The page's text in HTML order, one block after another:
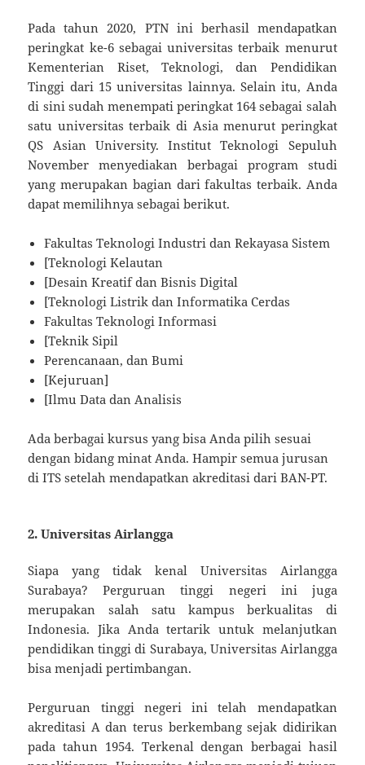
Pada tahun 2020, PTN ini berhasil mendapatkan
peringkat ke-6 sebagai universitas terbaik menurut
Kementerian Riset, Teknologi, dan Pendidikan
Tinggi dari 15 universitas lainnya. Selain itu, Anda
di sini sudah menempati peringkat 164 sebagai salah
satu universitas terbaik di Asia menurut peringkat
QS Asian University. Institut Teknologi Sepuluh
November menyediakan berbagai program studi
yang merupakan bagian dari fakultas terbaik. Anda
dapat memilihnya sebagai berikut.
Fakultas Teknologi Industri dan Rekayasa Sistem
[Teknologi Kelautan
[Desain Kreatif dan Bisnis Digital
[Teknologi Listrik dan Informatika Cerdas
Fakultas Teknologi Informasi
[Teknik Sipil
Perencanaan, dan Bumi
[Kejuruan]
[Ilmu Data dan Analisis
Ada berbagai kursus yang bisa Anda pilih sesuai
dengan bidang minat Anda. Hampir semua jurusan
di ITS setelah mendapatkan akreditasi dari BAN-PT.
2. Universitas Airlangga
Siapa yang tidak kenal Universitas Airlangga
Surabaya? Perguruan tinggi negeri ini juga
merupakan salah satu kampus berkualitas di
Indonesia. Jika Anda tertarik untuk melanjutkan
pendidikan tinggi di Surabaya, Universitas Airlangga
bisa menjadi pertimbangan.
Perguruan tinggi negeri ini telah mendapatkan
akreditasi A dan terus berkembang sejak didirikan
pada tahun 1954. Terkenal dengan berbagai hasil